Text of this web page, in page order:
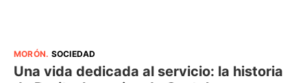
MORÓN. SOCIEDAD
Una vida dedicada al servicio: la historia